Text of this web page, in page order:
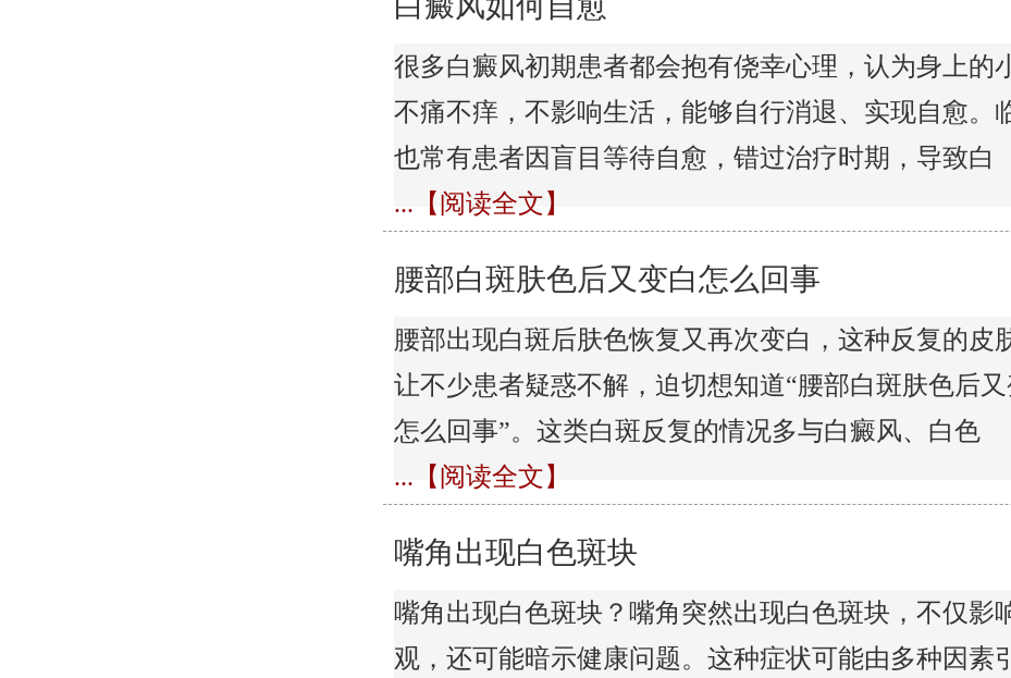
很多白癜风初期患者都会抱有侥幸心理，认为身上的
不痛不痒，不影响生活，能够自行消退、实现自愈。
也常有患者因盲目等待自愈，错过治疗时期，导致白
...【阅读全文】
腰部白斑肤色后又变白怎么回事
腰部出现白斑后肤色恢复又再次变白，这种反复的皮
让不少患者疑惑不解，迫切想知道“腰部白斑肤色后又
怎么回事”。这类白斑反复的情况多与白癜风、白色
...【阅读全文】
嘴角出现白色斑块
嘴角出现白色斑块？嘴角突然出现白色斑块，不仅影
观，还可能暗示健康问题。这种症状可能由多种因素